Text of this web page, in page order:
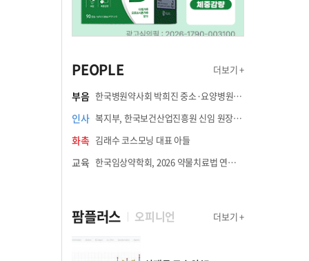
PEOPLE 더보기 +
부음 한국병원약사회 박희진 중소·요양병원이사(충청북도 청주의료원 약제팀장) 부친상
인사 복지부, 한국보건산업진흥원 신임 원장에 고상백 교수 임명
화촉 김래수 코스모닝 대표 아들
교육 한국임상약학회, 2026 약물치료법 연수강좌 8월 21일 개최
팜플러스 오피니언 더보기 +